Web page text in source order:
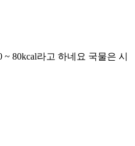
80kcal라고 하네요 국물은 시